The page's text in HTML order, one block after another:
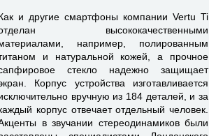
и другие смартфоны компании Vertu Ti
высококачественными
например, полированным
и натуральной кожей, а прочное
стекло надежно защищает
Корпус устройства изготавливается
вручную из 184 деталей, и за
корпус отвечает отдельный человек.
в звучании стереодинамиков были